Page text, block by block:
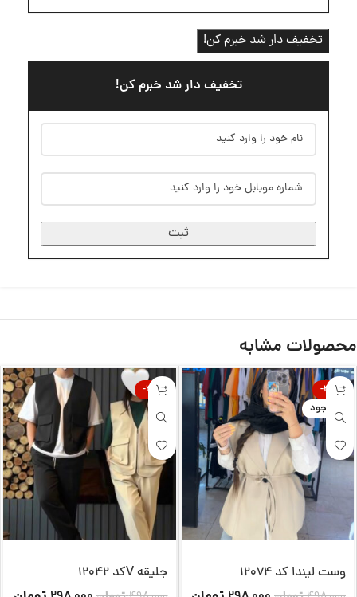
تخفیف دار شد خبرم کن!
تخفیف دار شد خبرم کن!
ثبت
محصولات مشابه
-40%
ناموجود
وست لیندا کد 12074
-40%
جلیقه Vکد 12042